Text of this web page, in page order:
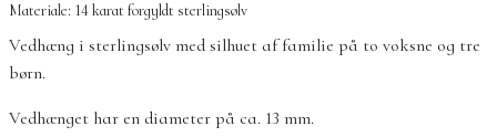
Materiale: 14 karat forgyldt sterlingsølv
Vedhæng i sterlingsølv med silhuet af familie på to voksne og tre
børn.
Vedhænget har en diameter på ca. 13 mm.